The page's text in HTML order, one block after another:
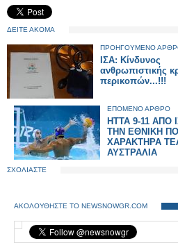
ΔΕΙΤΕ ΑΚΟΜΑ
ΠΡΟΗΓΟΥΜΕΝΟ
ΙΣΑ: Κίνδυνος
ανθρωπιστικής
περικοπών...!!!
ΕΠΟΜΕΝΟ ΑΡΘΡΟ
ΗΤΤΑ 9-11 ΑΠΟ
ΤΗΝ ΕΘΝΙΚΗ
ΧΑΡΑΚΤΗΡΑ
ΑΥΣΤΡΑΛΙΑ
ΣΧΟΛΙΑΣΤΕ
ΑΚΟΛΟΥΘΗΣΤΕ ΤΟ NEWSNOWGR.COM